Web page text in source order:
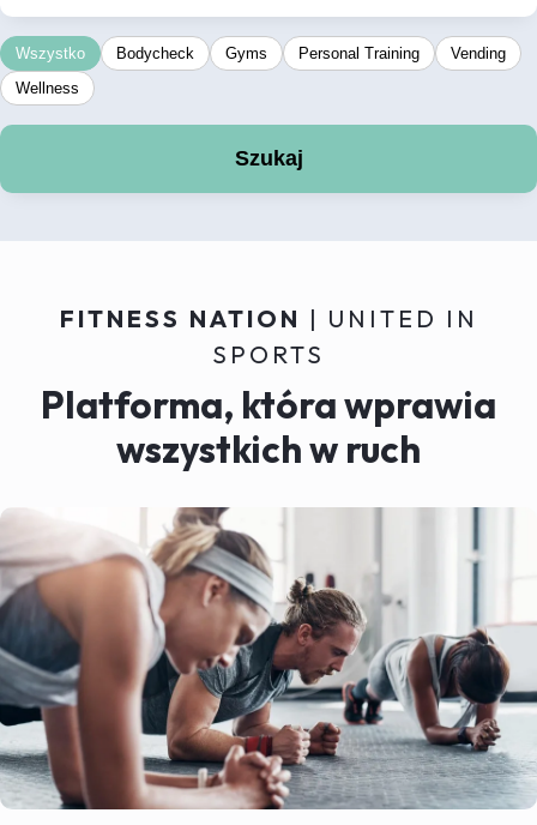
Wszystko Bodycheck Gyms Personal Training
Vending
Wellness
Szukaj
FITNESS NATION | UNITED IN
SPORTS
Platforma, która wprawia
wszystkich w ruch